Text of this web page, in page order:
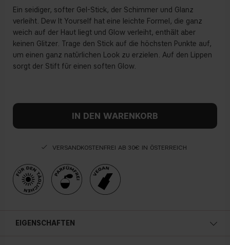
Ein seidiger, softer Gel-Stick, der Schimmer und Glanz
verleiht. Dew It Yourself hat eine leichte Formel, die ganz
weich auf der Haut liegt und Glow verleiht, enthält aber
keinen Glitzer. Trage den Stick auf die höchsten Punkte auf,
um einen ganz natürlichen Look zu erzielen. Auf den Lippen
sorgt der Stift für einen soften Glow.
IN DEN WARENKORB
VERSANDKOSTENFREI AB 30€ IN ÖSTERREICH
EIGENSCHAFTEN